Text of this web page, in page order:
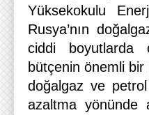
Yüksekokulu
Rusya’nın
ciddi boyutlarda
bütçenin önemli bir
doğalgaz ve petrol
azaltma yönünde